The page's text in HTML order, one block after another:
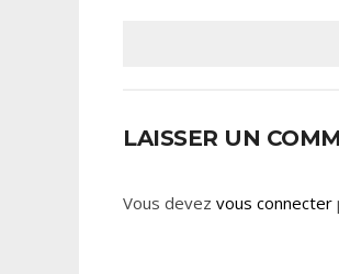
LAISSER UN
Vous devez vous connecter